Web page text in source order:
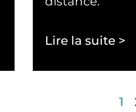
Lire la suite >
1